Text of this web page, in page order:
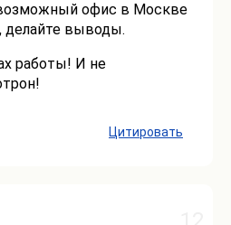
офис в Москве
делайте выводы.
работы! И не
Цитировать